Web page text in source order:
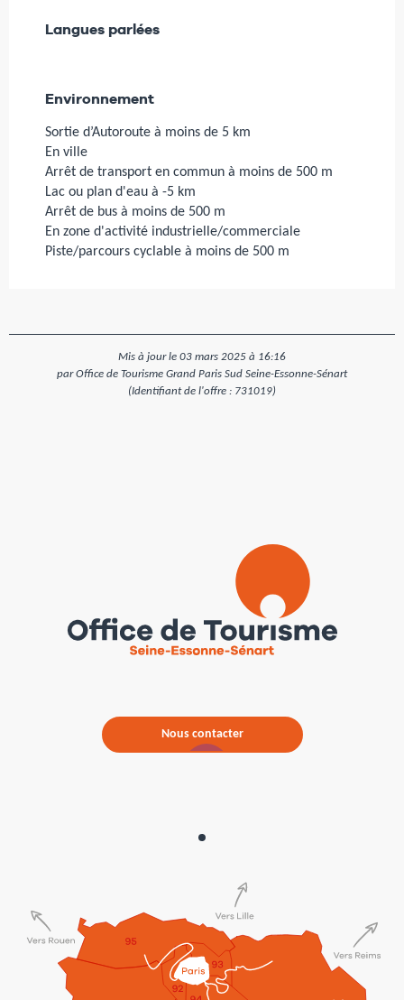
Langues parlées
Langues parlées
Environnement
Environnement
Sortie d’Autoroute à moins de 5 km
En ville
Arrêt de transport en commun à moins de 500 m
Lac ou plan d'eau à -5 km
Arrêt de bus à moins de 500 m
En zone d'activité industrielle/commerciale
Piste/parcours cyclable à moins de 500 m
Mis à jour le 03 mars 2025 à 16:16
par Office de Tourisme Grand Paris Sud Seine-Essonne-Sénart
(Identifiant de l'offre : 731019)
Nous contacter